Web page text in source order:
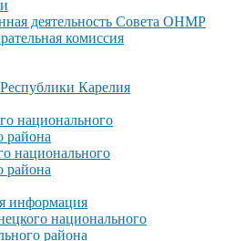
деятельность Совета ОНМР
комиссия
Карелия
национального
района
национального
района
информация
национального
района